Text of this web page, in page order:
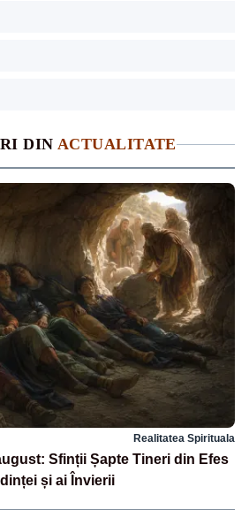
DIN ACTUALITATE
Realitatea Spirituala
Sfinții Șapte Tineri din Efes
și ai Învierii